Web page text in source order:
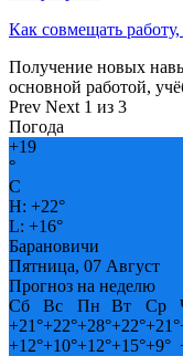
Как совмещать
Получение новых
основной работой,
Prev Next 1 из 3
Погода
+19
°
C
H: +22°
L: +16°
Барановичи
Пятница, 07 Август
Прогноз на неделю
Сб
Вс Пн Вт Ср
+21°+22°+28°+22°+21°
+12°+10°+12°+15°+9°